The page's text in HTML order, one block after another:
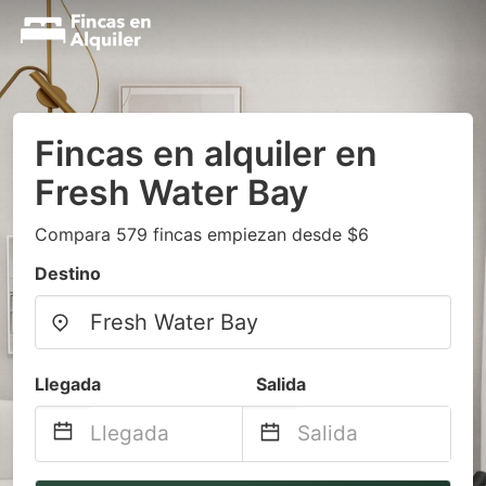
Fincas en alquiler en
Fresh Water Bay
Compara 579 fincas empiezan desde $6
Destino
Llegada Salida
Navigate
Navigate